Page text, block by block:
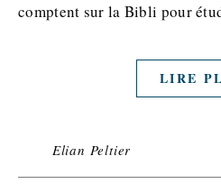
comptent sur la Bibli pour
LIRE
Elian Peltier